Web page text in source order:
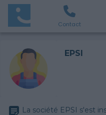
Contact
EPSI
La société EPSI s'est